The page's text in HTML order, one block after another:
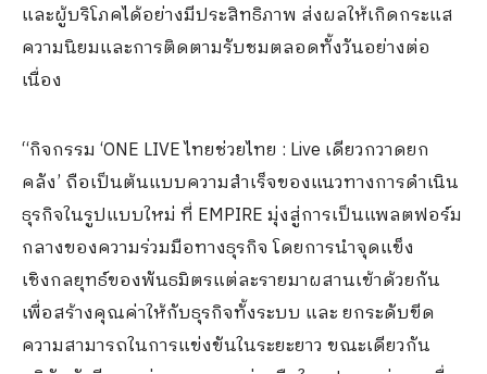
และผู้บริโภคได้อย่างมีประสิทธิภาพ ส่งผลให้เกิดกระแส
ความนิยมและการติดตามรับชมตลอดทั้งวันอย่างต่อ
เนื่อง
“กิจกรรม ‘ONE LIVE ไทยช่วยไทย : Live เดียวกวาดยก
คลัง’ ถือเป็นต้นแบบความสำเร็จของแนวทางการดำเนิน
ธุรกิจในรูปแบบใหม่ ที่ EMPIRE มุ่งสู่การเป็นแพลตฟอร์ม
กลางของความร่วมมือทางธุรกิจ โดยการนำจุดแข็ง
เชิงกลยุทธ์ของพันธมิตรแต่ละรายมาผสานเข้าด้วยกัน
เพื่อสร้างคุณค่าให้กับธุรกิจทั้งระบบ และ ยกระดับขีด
ความสามารถในการแข่งขันในระยะยาว ขณะเดียวกัน